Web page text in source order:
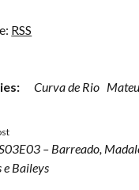
RSS
Curva de Rio
– Barreado,
e Baileys